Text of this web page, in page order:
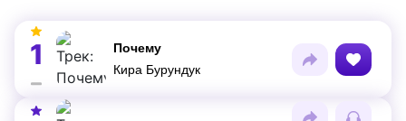
1
Почему
Кира Бурундук